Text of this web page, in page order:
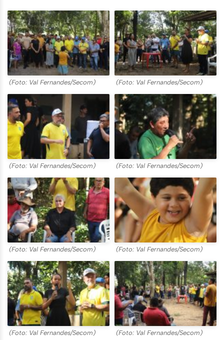
(Foto: Val Fernandes/Secom) (Foto: Val Fernandes/Secom)
(Foto: Val Fernandes/Secom) (Foto: Val Fernandes/Secom)
(Foto: Val Fernandes/Secom) (Foto: Val Fernandes/Secom)
(Foto: Val Fernandes/Secom) (Foto: Val Fernandes/Secom)